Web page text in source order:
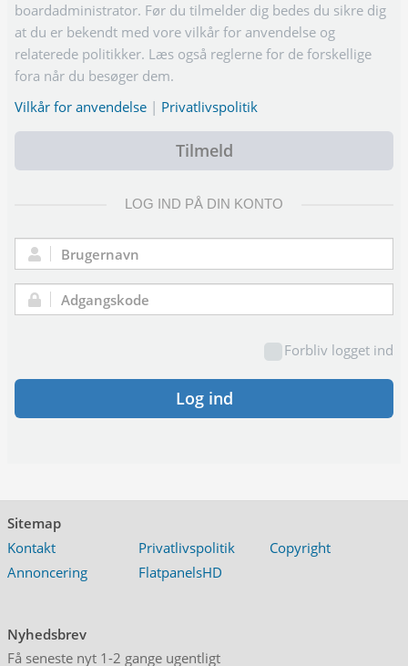
boardadministrator. Før du tilmelder dig bedes du sikre dig
at du er bekendt med vore vilkår for anvendelse og
relaterede politikker. Læs også reglerne for de forskellige
fora når du besøger dem.
Vilkår for anvendelse | Privatlivspolitik
Tilmeld
LOG IND PÅ DIN KONTO
Brugernavn:
Adgangskode:
Forbliv logget ind
Log ind
Sitemap
Kontakt
Privatlivspolitik
Copyright
Annoncering
FlatpanelsHD
Nyhedsbrev
Få seneste nyt 1-2 gange ugentligt